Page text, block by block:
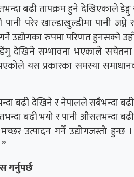
बढी तापक्रम हुने देखिएकाले
परेर खाल्डाखुल्डीमा पानी जम्ने
उद्योगका रुपमा परिणत हुनसक्ने
डेंगु देखिने सम्भावना भएकाले
यस प्रकारका समस्या
बढी देखिने र नेपालले सबैभन्दा
बढी भयो र पानी औसतभन्दा
उत्पादन गर्ने उद्योगजस्तो हुन्छ